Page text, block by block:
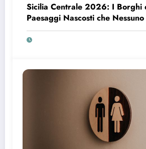
Sicilia Centrale 2026: I Borghi
Paesaggi Nascosti che
Racconta